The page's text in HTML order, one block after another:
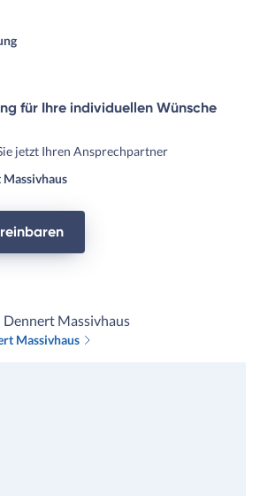
für Ihre individuellen Wünsche
jetzt Ihren Ansprechpartner
Massivhaus
Massivhaus